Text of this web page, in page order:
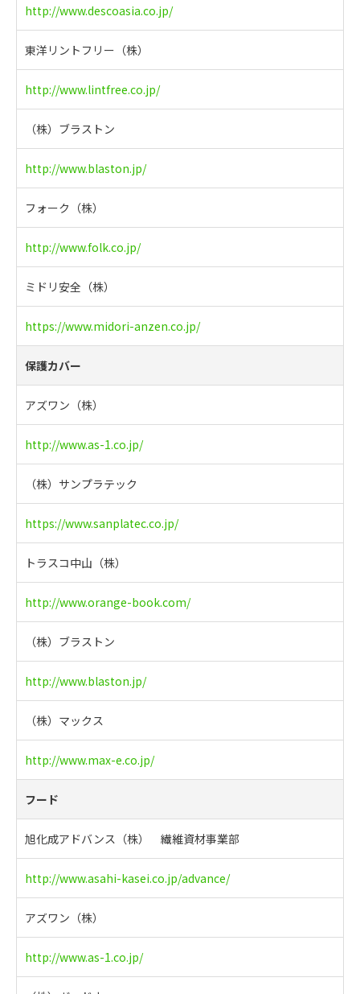
http://www.descoasia.co.jp/
東洋リントフリー（株）
http://www.lintfree.co.jp/
（株）ブラストン
http://www.blaston.jp/
フォーク（株）
http://www.folk.co.jp/
ミドリ安全（株）
https://www.midori-anzen.co.jp/
保護カバー
アズワン（株）
http://www.as-1.co.jp/
（株）サンプラテック
https://www.sanplatec.co.jp/
トラスコ中山（株）
http://www.orange-book.com/
（株）ブラストン
http://www.blaston.jp/
（株）マックス
http://www.max-e.co.jp/
フード
旭化成アドバンス（株） 繊維資材事業部
http://www.asahi-kasei.co.jp/advance/
アズワン（株）
http://www.as-1.co.jp/